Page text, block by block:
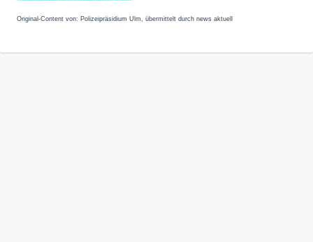
Original-Content von: Polizeipräsidium Ulm, übermittelt durch news aktuell